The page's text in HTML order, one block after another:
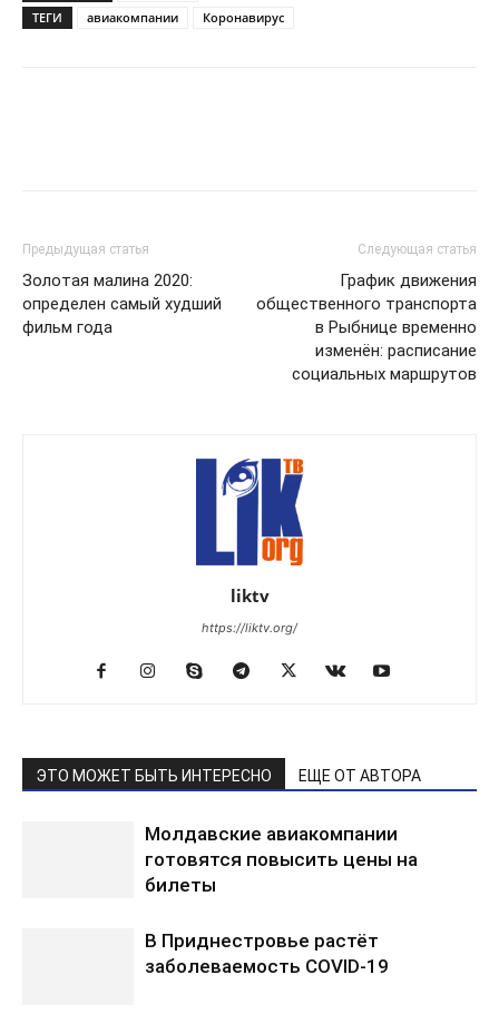
ТЕГИ авиакомпании Коронавирус
Предыдущая статья
Золотая малина 2020:
определен самый худший
фильм года
Следующая статья
График движения
общественного транспорта
в Рыбнице временно
изменён: расписание
социальных маршрутов
liktv
https://liktv.org/
ЭТО МОЖЕТ БЫТЬ ИНТЕРЕСНО ЕЩЕ ОТ АВТОРА
Молдавские авиакомпании
готовятся повысить цены на
билеты
В Приднестровье растёт
заболеваемость COVID-19